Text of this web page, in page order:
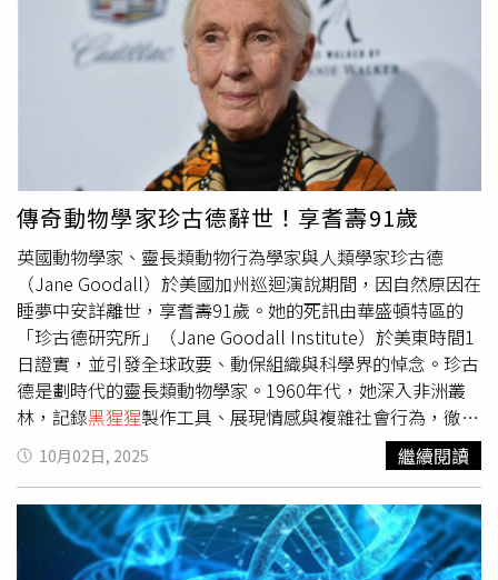
滅絕。」回顧自己的一生，珍古德以二戰時期的英國精神自
勉，並引用邱吉爾（Winston Churchill）的話：「我們會在
海灘上戰鬥，在街頭戰鬥。我們甚至會拿破瓶子拼到底，因
為那是我們僅有的。」她說：「你可以沮喪，但不能讓他們
贏。」訪談最後，她留下遺言般的叮嚀：「即使今天地球一
片黑暗，仍有希望。不要失去希望。失去希望就會冷漠、什
麼也不做。如果你想拯救這個仍然美麗的世界，想為未來的
世代、你的孫子與曾孫保留地球，那就思考你每天的行動。
當這些小小的行動乘以百萬、十億次時，就能帶來巨大的改
變。」
愛與保護動物—真是太棒了。如果你能幫助我們在台灣壯大
『根與芽（Roots & Shoots）』教育行動，並成為我們全
球家庭的一份子，那就更好了。」白心儀當時形容收到此信
是「最浪漫的情人節禮物」，並回信承諾將用心澆灌博士在
台灣播下的保育種子。「黑猩猩之母」美譽的國際保育界傳
奇人物珍古德博士，於美西時間10月1日辭世，享耆壽91
歲。（圖／三立提供）回憶起專訪時，白心儀曾問珍博士：
「您的下一段冒險旅程是什麼？」珍博士微笑回答「死
亡」，柔柔地說這將是一場偉大的冒險，博士的平靜坦然，
讓白心儀深深銘記。她回憶，高齡91歲的珍博士在台期間，
儘管身形骨瘦仍強忍疲憊，努力演說鼓舞大眾。她也看見博
士生活極度簡單：不願浪費塑膠袋，連生病聲音沙啞，也不
願讓人提重物，只因「兩手拿可以保持平衡」。白心儀忍著
眼淚，祝福珍博士：「珍，我希望你的下一段旅程，能嫁給
泰山，願你化身泰山的珍，在叢林自在奔跑，不再背負拯救
地球的重擔。」白心儀也呼籲，在博士離世之際，更要將保
育理念傳承下去。適逢10月5日「石虎日」，三立SET
WILDLIFE 將於5日下午4點在三立新聞54台推出新作品《阿
虎．加油》，記錄5個石虎媽媽心動又心碎的故事，希望讓
更多人重視台灣石虎保育。
傳奇動物學家珍古德辭世！享耆壽91歲
英國動物學家、靈長類動物行為學家與人類學家珍古德
（Jane Goodall）於美國加州巡迴演說期間，因自然原因在
睡夢中安詳離世，享耆壽91歲。她的死訊由華盛頓特區的
「珍古德研究所」（Jane Goodall Institute）於美東時間1
日證實，並引發全球政要、動保組織與科學界的悼念。珍古
德是劃時代的靈長類動物學家。1960年代，她深入非洲叢
林，記錄黑猩猩製作工具、展現情感與複雜社會行為，徹底
改變人類對動物與自身的認知。她用名字而非數字稱呼黑猩
猩 ，甚至與牠們建立情感連結，為當時傳統科學方法所質
疑，但最終推動了科學與大眾對動物行為的理解。她與黑猩
「灰鬍子大衛」（David Greybeard）及「佛林特」
（Flint）的互動影像，至今仍是經典科學與人文象徵。此
10月02日, 2025 繼續閱讀